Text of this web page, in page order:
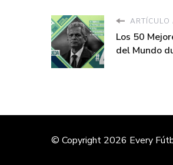
ARTÍCULO
Los 50
del Mundo
© Copyright 2026 Every